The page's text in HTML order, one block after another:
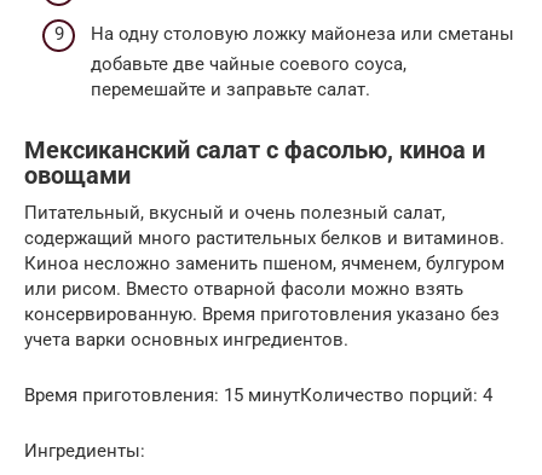
На одну столовую ложку майонеза или сметаны
добавьте две чайные соевого соуса,
перемешайте и заправьте салат.
Мексиканский салат с фасолью, киноа и
овощами
Питательный, вкусный и очень полезный салат,
содержащий много растительных белков и витаминов.
Киноа несложно заменить пшеном, ячменем, булгуром
или рисом. Вместо отварной фасоли можно взять
консервированную. Время приготовления указано без
учета варки основных ингредиентов.
Время приготовления: 15 минутКоличество порций: 4
Ингредиенты: